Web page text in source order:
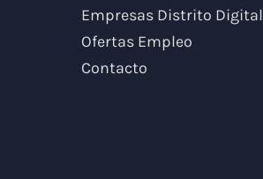
Empresas Distrito Digital
Ofertas Empleo
Contacto